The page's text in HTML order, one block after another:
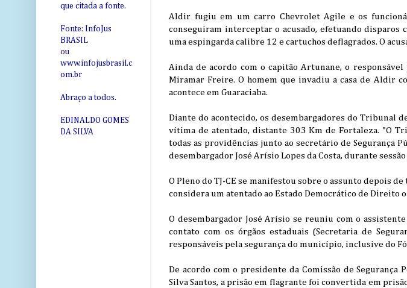
Aldir fugiu em um carro Chevrolet Agile e os
conseguiram interceptar o acusado, efetuando
uma espingarda calibre 12 e cartuchos deflagrados. O
Ainda de acordo com o capitão Artunane, o
Miramar Freire. O homem que invadiu a casa de Aldir
acontece em Guaraciaba.
Diante do acontecido, os desembargadores do Tribunal
vítima de atentado, distante 303 Km de Fortaleza. "O
todas as providências junto ao secretário de Segurança
desembargador José Arísio Lopes da Costa, durante
O Pleno do TJ-CE se manifestou sobre o assunto depois
considera um atentado ao Estado Democrático de Direito
O desembargador José Arísio se reuniu com o
contato com os órgãos estaduais (Secretaria de
responsáveis pela segurança do município, inclusive do
De acordo com o presidente da Comissão de
Silva Santos, a prisão em flagrante foi convertida em
que citada a fonte.
Fonte: InfoJus
BRASIL
ou
www.infojusbrasil.c
om.br
Abraço a todos.
EDINALDO GOMES
DA SILVA